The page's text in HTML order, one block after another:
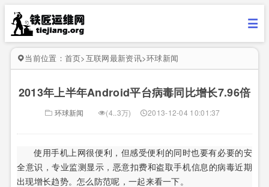
当前位置： 首页>互联网最新资讯>环球新闻
2013年上半年Android平台病毒同比增长7.96倍
环球新闻 (4..3万) 2013-12-04 10:01:37
使用手机上网很便利，但感受便利的同时也要有必要的安
全意识，专业监测显示，恶意扣费和盗取手机信息的病毒近期
出现增长趋势。怎么防范呢，一起来看一下。